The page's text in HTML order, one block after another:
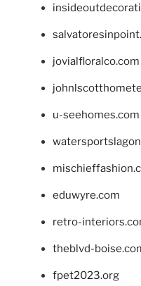
jovialfloralco.com
u-seehomes.com
eduwyre.com
retro-
theblvd-
fpet2023.org